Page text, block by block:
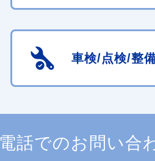
車検/点検/整
電話でのお問い合